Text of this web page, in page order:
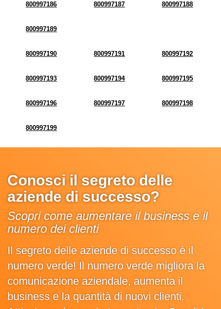
800997186 800997187 800997188
800997189
800997190 800997191 800997192
800997193 800997194 800997195
800997196 800997197 800997198
800997199
Conosci il segreto delle
aziende di successo?
Scopri come aumentare il business e il
numero dei clienti
Il segreto delle aziende di successo è il
numero verde! Il numero verde migliora la
comunicazione aziendale, aumenta il
business e la quantità di nuovi clienti.